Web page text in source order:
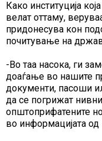
Како институција
велат оттаму,
придонесува кон
почитување на
-Во таа насока, ги
доаѓање во нашите
документи, пасоши
да се погрижат
општоприфатените
во информацијата